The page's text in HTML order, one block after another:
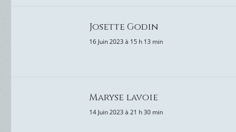
Josette Godin
16 Juin 2023 à 15 h 13 min
Maryse lavoie
14 Juin 2023 à 21 h 30 min